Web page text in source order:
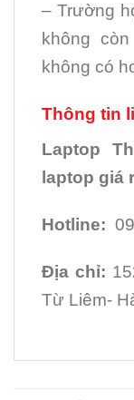
– Trường
không
không có
Thông tin
Laptop
laptop giá
Hotline:
Địa chỉ:
Từ Liêm-